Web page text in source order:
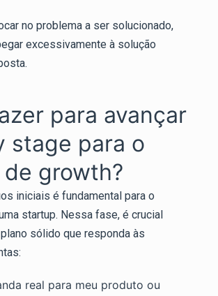
no problema a ser solucionado,
excessivamente à solução
para avançar
stage para o
growth?
iniciais é fundamental para o
startup. Nessa fase, é crucial
sólido que responda às
real para meu produto ou